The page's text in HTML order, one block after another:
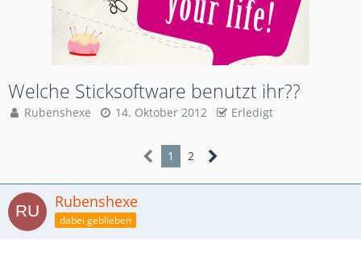
Welche Sticksoftware benutzt ihr??
Rubenshexe 14. Oktober 2012 Erledigt
1 2
Rubenshexe
dabei geblieben